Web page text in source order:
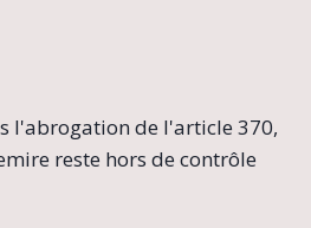
l'abrogation de l'article 370,
reste hors de contrôle